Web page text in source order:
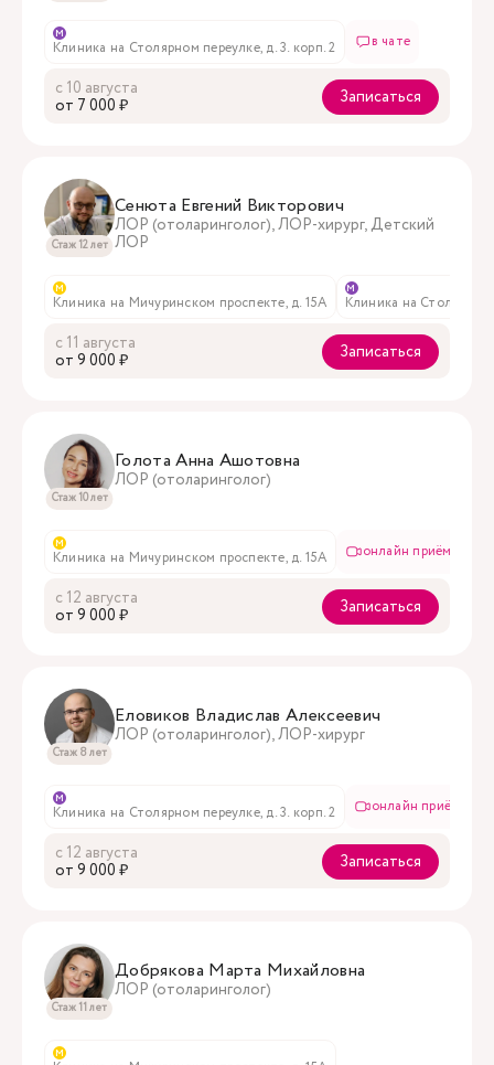
м
Клиника на Столярном переулке, д. 3. корп. 2
в чате
с 10 августа
oт 7 000 ₽
Записаться
Стаж 12 лет
Сенюта Евгений Викторович
ЛОР (отоларинголог), ЛОР-хирург, Детский
ЛОР
м
Клиника на Мичуринском проспекте, д. 15А
м
Клиника на Столярном
с 11 августа
oт 9 000 ₽
Записаться
Стаж 10 лет
Голота Анна Ашотовна
ЛОР (отоларинголог)
м
Клиника на Мичуринском проспекте, д. 15А
онлайн приём
с 12 августа
oт 9 000 ₽
Записаться
Стаж 8 лет
Еловиков Владислав Алексеевич
ЛОР (отоларинголог), ЛОР-хирург
м
Клиника на Столярном переулке, д. 3. корп. 2
онлайн приём
с 12 августа
oт 9 000 ₽
Записаться
Стаж 11 лет
Добрякова Марта Михайловна
ЛОР (отоларинголог)
м